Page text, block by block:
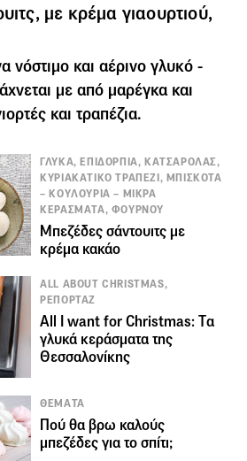
με κρέμα γιαουρτιού,
νόστιμο και αέρινο γλυκό -
με από μαρέγκα και
και τραπέζια.
ΓΛΥΚΑ, ΕΠΙΔΟΡΠΙΑ, ΚΑΤΣΑΡΟΛΑΣ,
ΚΥΡΙΑΚΑΤΙΚΟ ΤΡΑΠΕΖΙ, ΜΠΙΣΚΟΤΑ
– ΚΟΥΛΟΥΡΙΑ – ΜΙΚΡΑ
ΚΕΡΑΣΜΑΤΑ, ΦΟΥΡΝΟΥ
Μπεζέδες σάντουιτς με
κρέμα κακάο
ALL ABOUT CHRISTMAS,
ΡΕΠΟΡΤΑΖ
Αll I want for Christmas: Tα
γλυκά κεράσματα της
Θεσσαλονίκης
ΘΕΜΑΤΑ
Πού θα βρω καλούς
μπεζέδες για το σπίτι;